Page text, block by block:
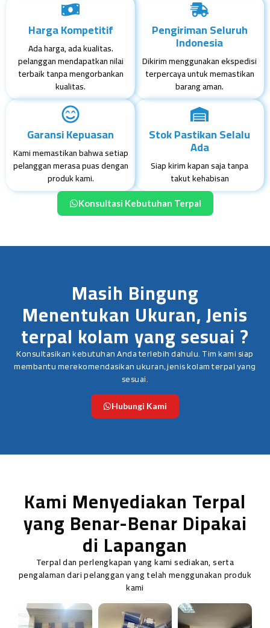
Harga Kompetitif
Ada harga, ada kualitas.
pelanggan mendapatkan nilai
terbaik tanpa mengorbankan
kualitas.
Pengiriman Seluruh
Indonesia
Dikirim menggunakan ekspedisi
terpercaya untuk memastikan
barang aman.
Garansi Kepuasan
Kami memastikan bahwa setiap
pelanggan merasa puas dengan
produk kami.
Stok Pastikan Selalu
Ada
Siap kirim kapan saja tanpa
takut kehabisan
Konsultasi Kebutuhan Terpal
Masih Bingung
Menentukan Ukuran, Jenis
terpal kolam yang sesuai ?
Konsultasikan kebutuhan Anda terlebih dahulu. Tim kami siap
membantu merekomendasikan ukuran, jenis kolam terpal yang
sesuai.
Hubungi Kami
Kami Menyediakan Terpal
yang Benar-Benar Dipakai
di Lapangan
Terpal dan perlengkapan yang kami sediakan, serta
pengalaman dari pelanggan yang telah menggunakan produk
kami